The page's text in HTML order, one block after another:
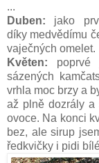
...
Duben: jako
díky medvědímu
vaječných omelet.
Květen: poprvé
sázených
vrhla moc brzy a
až plně dozrály
ovoce. Na konci
bez, ale sirup
ředkvičky i pidi